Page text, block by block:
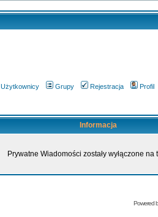
Użytkownicy Grupy Rejestracja Profil
Informacja
Prywatne Wiadomości zostały wyłączone na
Powered